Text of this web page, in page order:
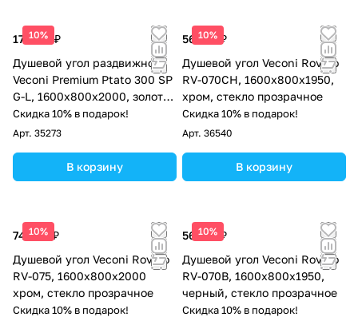
10%
174 177 ₽
Душевой угол раздвижной
Veconi Premium Ptato 300 SP
G-L, 1600х800x2000, золото
брашированный, стекло
прозрачное
Скидка 10% в подарок!
Арт. 35273
В корзину
10%
56 755 ₽
Душевой угол Veconi Rovigo
RV-070CH, 1600х800х1950,
хром, стекло прозрачное
Скидка 10% в подарок!
Арт. 36540
В корзину
10%
74 962 ₽
Душевой угол Veconi Rovigo
RV-075, 1600х800х2000
хром, стекло прозрачное
Скидка 10% в подарок!
10%
56 755 ₽
Душевой угол Veconi Rovigo
RV-070B, 1600х800х1950,
черный, стекло прозрачное
Скидка 10% в подарок!